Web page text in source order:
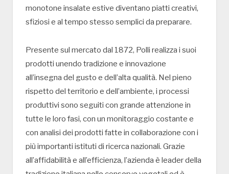
monotone insalate estive diventano piatti creativi,
sfiziosi e al tempo stesso semplici da preparare.
Presente sul mercato dal 1872, Polli realizza i suoi
prodotti unendo tradizione e innovazione
all’insegna del gusto e dell’alta qualità. Nel pieno
rispetto del territorio e dell’ambiente, i processi
produttivi sono seguiti con grande attenzione in
tutte le loro fasi, con un monitoraggio costante e
con analisi dei prodotti fatte in collaborazione con i
più importanti istituti di ricerca nazionali. Grazie
all’affidabilità e all’efficienza, l’azienda è leader della